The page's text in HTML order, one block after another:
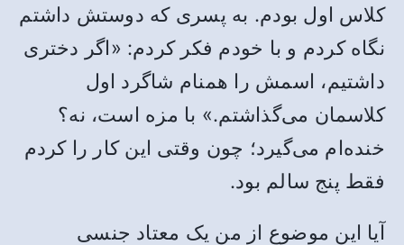
کلاس اول بودم. به پسری که دوستش داشتم
نگاه کردم و با خودم فکر کردم: «اگر دختری
داشتیم، اسمش را همنام شاگرد اول
کلاسمان می‌گذاشتم.» با مزه است، نه؟
خنده‌ام می‌گیرد؛ چون وقتی این کار را کردم
فقط پنج سالم بود.
آیا این موضوع از من یک معتاد جنسی